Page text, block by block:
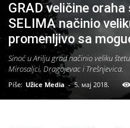
GRAD veličine
SELIMA načinio
promenljivo sa
Sinoć u Arilju grad načinio veliku
Mirosaljci, Dragojevac i Trešnjevica.
Piše: Užice Media - 5. мај 2018.